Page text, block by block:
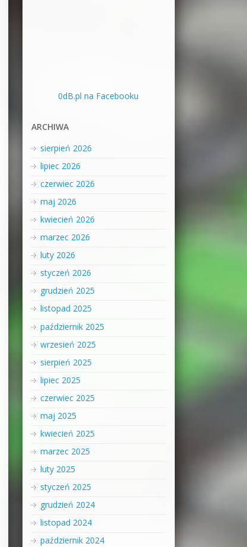
0dB.pl na Facebooku
ARCHIWA
sierpień 2026
lipiec 2026
czerwiec 2026
maj 2026
kwiecień 2026
marzec 2026
luty 2026
styczeń 2026
grudzień 2025
listopad 2025
październik 2025
wrzesień 2025
sierpień 2025
lipiec 2025
czerwiec 2025
maj 2025
kwiecień 2025
marzec 2025
luty 2025
styczeń 2025
grudzień 2024
listopad 2024
październik 2024